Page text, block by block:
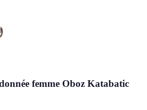
femme Oboz Katabatic